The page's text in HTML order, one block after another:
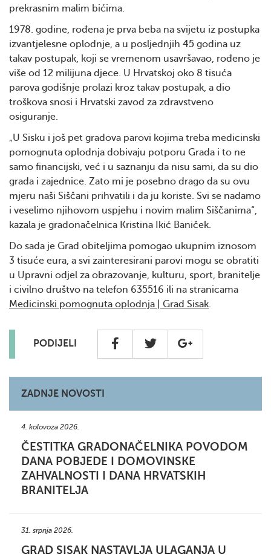
prekrasnim malim bićima.
1978. godine, rođena je prva beba na svijetu iz postupka
izvantjelesne oplodnje, a u posljednjih 45 godina uz
takav postupak, koji se vremenom usavršavao, rođeno je
više od 12 milijuna djece. U Hrvatskoj oko 8 tisuća
parova godišnje prolazi kroz takav postupak, a dio
troškova snosi i Hrvatski zavod za zdravstveno
osiguranje.
„U Sisku i još pet gradova parovi kojima treba medicinski
pomognuta oplodnja dobivaju potporu Grada i to ne
samo financijski, već i u saznanju da nisu sami, da su dio
grada i zajednice. Zato mi je posebno drago da su ovu
mjeru naši Siščani prihvatili i da ju koriste. Svi se nadamo
i veselimo njihovom uspjehu i novim malim Siščanima“,
kazala je gradonačelnica Kristina Ikić Baniček.
Do sada je Grad obiteljima pomogao ukupnim iznosom
3 tisuće eura, a svi zainteresirani parovi mogu se obratiti
u Upravni odjel za obrazovanje, kulturu, sport, branitelje
i civilno društvo na telefon 635516 ili na stranicama
Medicinski pomognuta oplodnja | Grad Sisak.
PODIJELI
ZADNJE NOVOSTI
4. kolovoza 2026.
ČESTITKA GRADONAČELNIKA POVODOM
DANA POBJEDE I DOMOVINSKE
ZAHVALNOSTI I DANA HRVATSKIH
BRANITELJA
31. srpnja 2026.
GRAD SISAK NASTAVLJA ULAGANJA U